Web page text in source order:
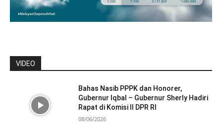
VIDEO
Bahas Nasib PPPK dan Honorer,
Gubernur Iqbal – Gubernur Sherly Hadiri
Rapat di Komisi II DPR RI
08/06/2026